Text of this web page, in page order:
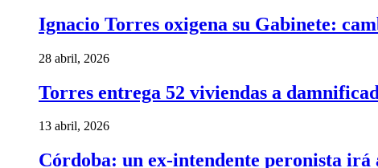
Ignacio Torres oxigena su Gabinete:
28 abril, 2026
Torres entrega 52 viviendas a
13 abril, 2026
Córdoba: un ex-intendente peronista